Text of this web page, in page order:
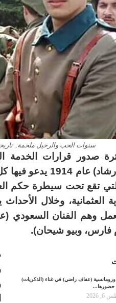
سنوات الحب والرحيل ملحمة..
صدور قرارات الخدمة
العثماني (محمد
تقع تحت سيطرة حكم
العثمانية، وخلال
وهم الفنان
فارس، وبيو شيحان).
ورومانسية (عفاف راضي) في غناء (الذكريات)
حضورها…
2026